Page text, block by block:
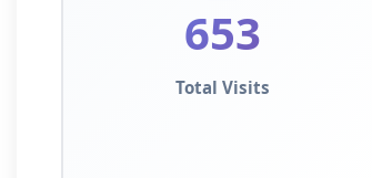
653
Total Visits